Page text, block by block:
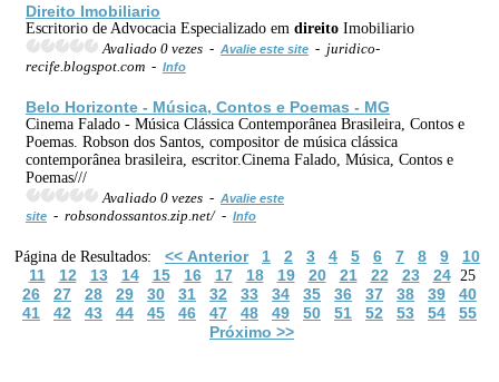
Direito Imobiliario
Escritorio de Advocacia Especializado em direito Imobiliario
Avaliado 0 vezes - Avalie este site - juridico-
recife.blogspot.com - Info
Belo Horizonte - Música, Contos e Poemas - MG
Cinema Falado - Música Clássica Contemporânea Brasileira, Contos e
Poemas. Robson dos Santos, compositor de música clássica
contemporânea brasileira, escritor.Cinema Falado, Música, Contos e
Poemas///
Avaliado 0 vezes - Avalie este
site - robsondossantos.zip.net/ - Info
Página de Resultados: << Anterior 1 2 3 4 5 6 7 8 9
10
11
12 13 14 15 16 17 18 19 20 21 22 23 2425
26 27 28 29 30 31 32 33 34 35 36 37 38 39
40
41
42 43 44 45 46 47 48 49 50 51 52 53 54
55
Próximo >>